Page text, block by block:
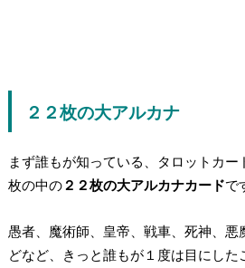
２２枚の大アルカナ
まず誰もが知っている、タロットカー
枚の中の２２枚の大アルカナカードで
愚者、魔術師、皇帝、戦車、死神、悪
どなど、きっと誰もが１度は目にした